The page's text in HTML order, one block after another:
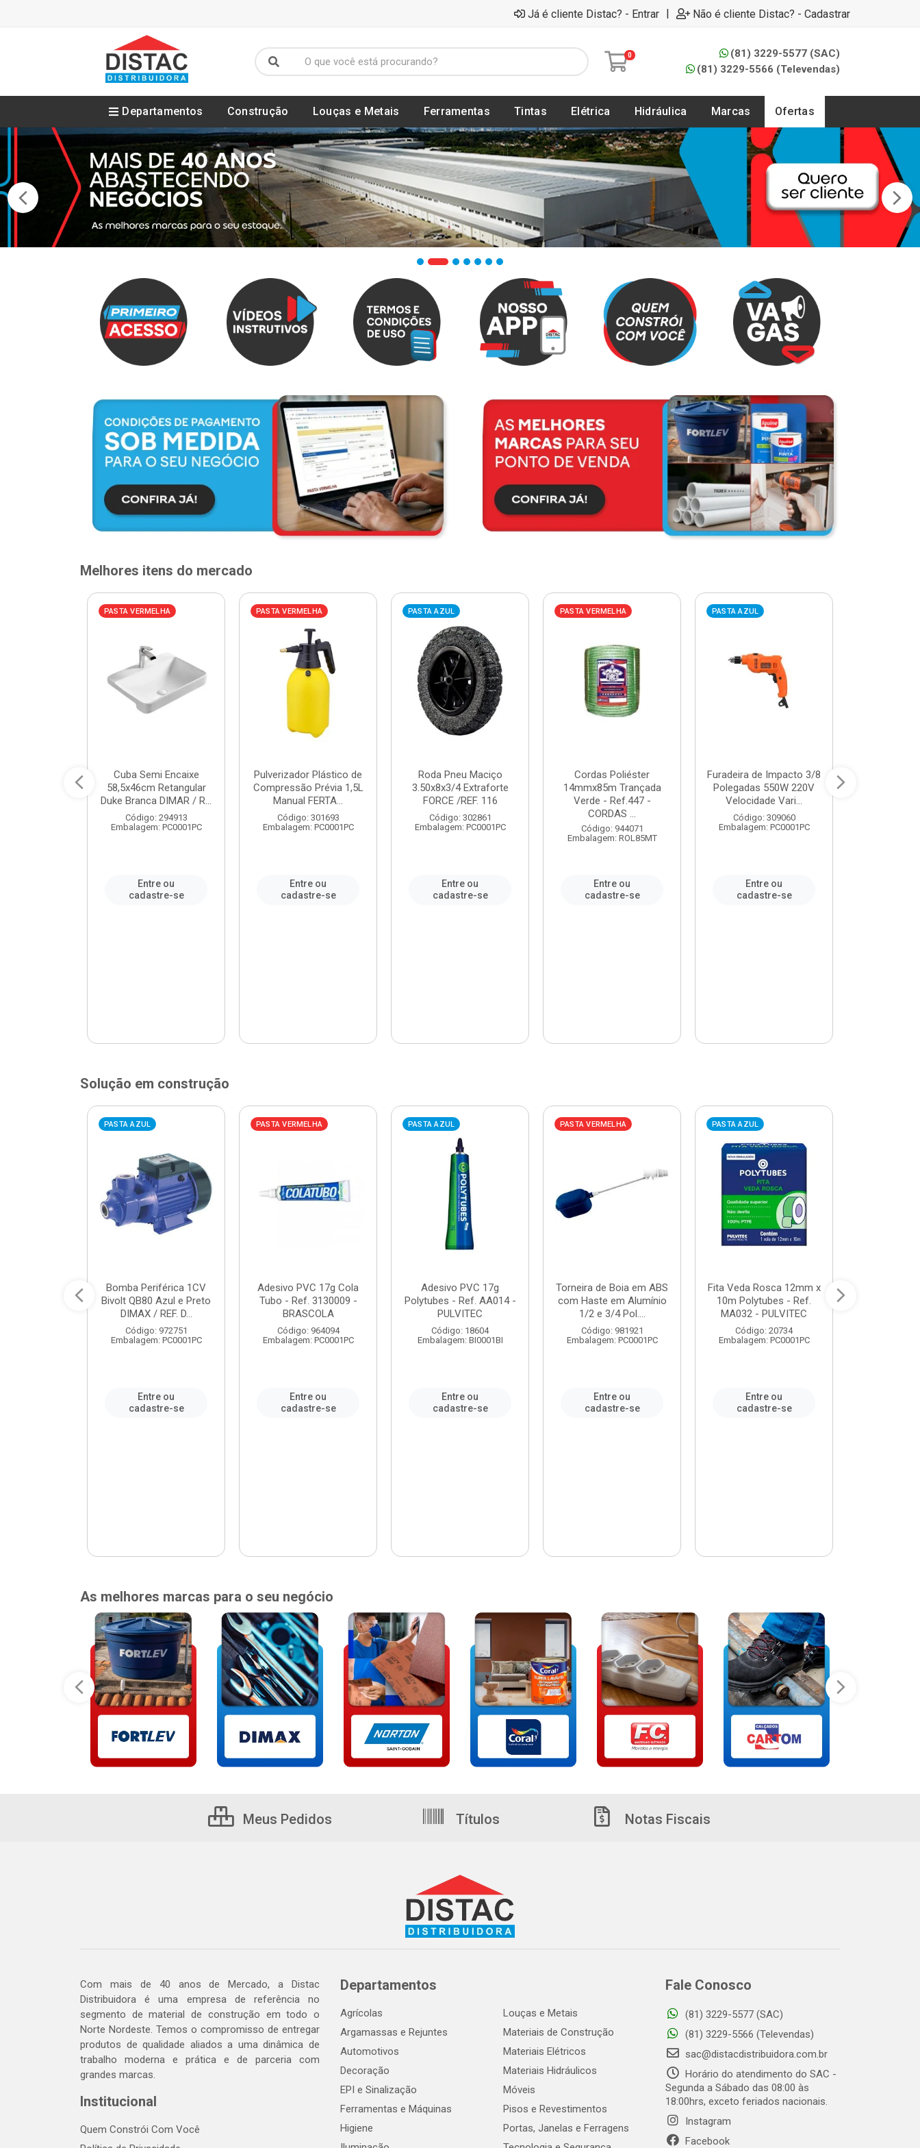
Já é cliente Distac? - Entrar | Não é cliente Distac? - Cadastrar
0
(81) 3229-5577 (SAC)
(81) 3229-5566 (Televendas)
Departamentos Construção Louças e Metais Ferramentas Tintas Elétrica Hidráulica Marcas Ofertas
Melhores itens do mercado
PASTA VERMELHA
Cuba Semi Encaixe
58,5x46cm Retangular
Duke Branca DIMAR / R...
Código: 294913
Embalagem: PC0001PC
Entre ou
cadastre-se
PASTA VERMELHA
Pulverizador Plástico de
Compressão Prévia 1,5L
Manual FERTA...
Código: 301693
Embalagem: PC0001PC
Entre ou
cadastre-se
PASTA AZUL
Roda Pneu Maciço
3.50x8x3/4 Extraforte
FORCE /REF. 116
Código: 302861
Embalagem: PC0001PC
Entre ou
cadastre-se
PASTA VERMELHA
Cordas Poliéster
14mmx85m Trançada
Verde - Ref.447 -
CORDAS ...
Código: 944071
Embalagem: ROL85MT
Entre ou
cadastre-se
PASTA AZUL
Furadeira de Impacto 3/8
Polegadas 550W 220V
Velocidade Vari...
Código: 309060
Embalagem: PC0001PC
Entre ou
cadastre-se
Solução em construção
PASTA AZUL
Bomba Periférica 1CV
Bivolt QB80 Azul e Preto
DIMAX / REF. D...
Código: 972751
Embalagem: PC0001PC
Entre ou
cadastre-se
PASTA VERMELHA
Adesivo PVC 17g Cola
Tubo - Ref. 3130009 -
BRASCOLA
Código: 964094
Embalagem: PC0001PC
Entre ou
cadastre-se
PASTA AZUL
Adesivo PVC 17g
Polytubes - Ref. AA014 -
PULVITEC
Código: 18604
Embalagem: BI0001BI
Entre ou
cadastre-se
PASTA VERMELHA
Torneira de Boia em ABS
com Haste em Alumínio
1/2 e 3/4 Pol....
Código: 981921
Embalagem: PC0001PC
Entre ou
cadastre-se
PASTA AZUL
Fita Veda Rosca 12mm x
10m Polytubes - Ref.
MA032 - PULVITEC
Código: 20734
Embalagem: PC0001PC
Entre ou
cadastre-se
As melhores marcas para o seu negócio
Meus Pedidos Títulos Notas Fiscais
Com mais de 40 anos de Mercado, a Distac
Distribuidora é uma empresa de referência no
segmento de material de construção em todo o
Norte Nordeste. Temos o compromisso de entregar
produtos de qualidade aliados a uma dinâmica de
trabalho moderna e prática e de parceria com
grandes marcas.
Institucional
Quem Constrói Com Você
Departamentos
Agrícolas
Argamassas e Rejuntes
Automotivos
Decoração
EPI e Sinalização
Ferramentas e Máquinas
Higiene
Louças e Metais
Materiais de Construção
Materiais Elétricos
Materiais Hidráulicos
Móveis
Pisos e Revestimentos
Portas, Janelas e Ferragens
Fale Conosco
(81) 3229-5577 (SAC)
(81) 3229-5566 (Televendas)
sac@distacdistribuidora.com.br
Horário do atendimento do SAC -
Segunda a Sábado das 08:00 às
18:00hrs, exceto feriados nacionais.
Instagram
Facebook